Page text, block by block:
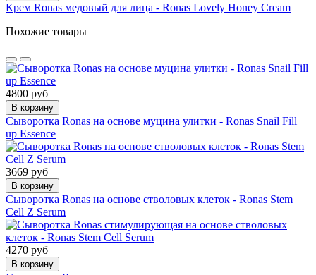
Крем Ronas медовый для лица - Ronas Lovely Honey Cream
Похожие товары
4800 руб
В корзину
Сыворотка Ronas на основе муцина улитки - Ronas Snail Fill
up Essence
3669 руб
В корзину
Сыворотка Ronas на основе стволовых клеток - Ronas Stem
Cell Z Serum
4270 руб
В корзину